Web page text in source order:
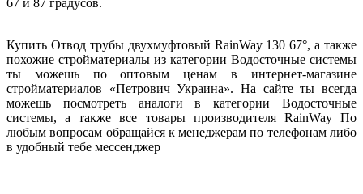
67 и 87 градусов.
Купить Отвод трубы двухмуфтовый RainWay 130 67°, а также
похожие стройматериалы из категории Водосточные системы
ты можешь по оптовым ценам в интернет-магазине
стройматериалов «Петрович Украина». На сайте ты всегда
можешь посмотреть аналоги в категории Водосточные
системы, а также все товары производителя RainWay По
любым вопросам обращайся к менеджерам по телефонам либо
в удобный тебе мессенджер